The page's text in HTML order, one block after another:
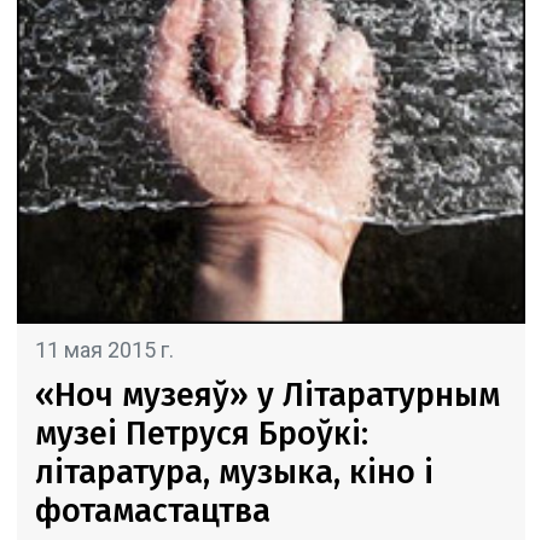
11 мая 2015 г.
«Ноч музеяў» у Літаратурным
музеi Петруся Броўкі:
літаратура, музыка, кіно і
фотамастацтва